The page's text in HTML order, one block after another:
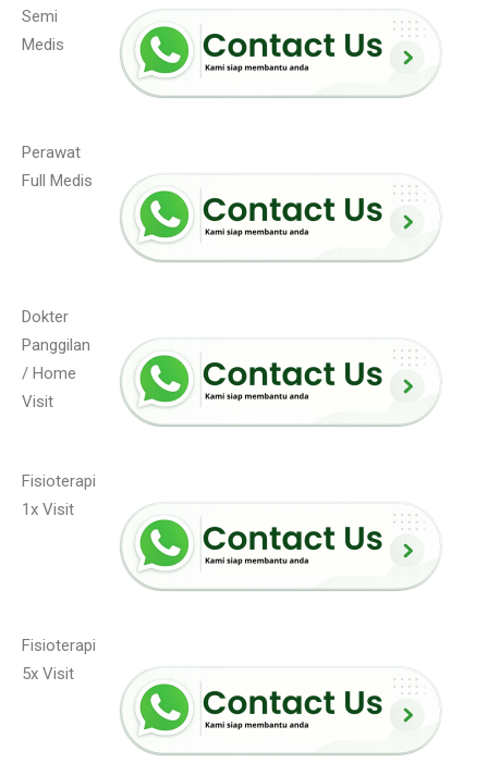
Semi
Medis
Perawat
Full Medis
Dokter
Panggilan
/ Home
Visit
Fisioterapi
1x Visit
Fisioterapi
5x Visit